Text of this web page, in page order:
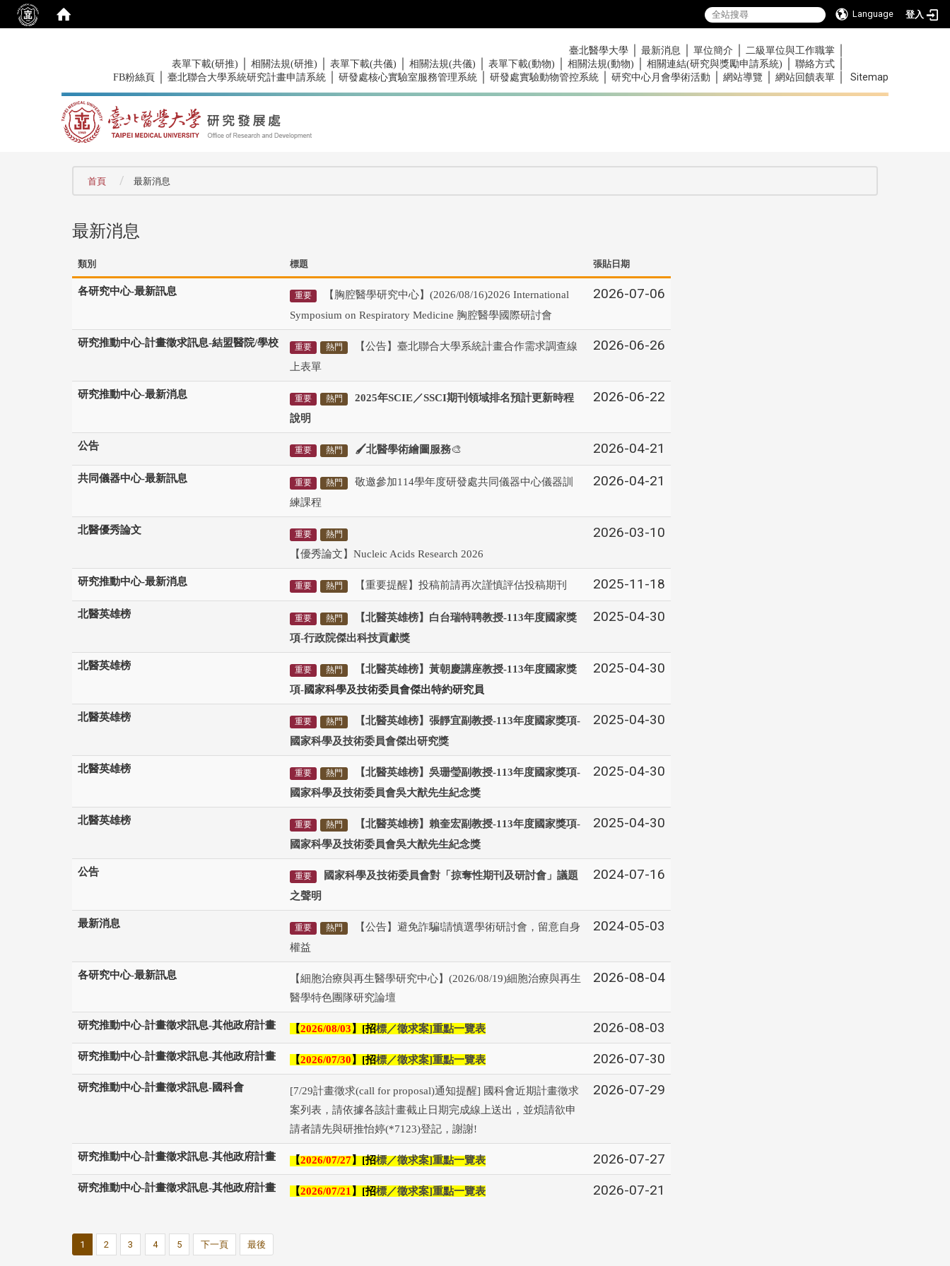
Language 登入
臺北醫學大學 最新消息 單位簡介 二級單位與工作職掌
表單下載(研推) 相關法規(研推) 表單下載(共儀) 相關法規(共儀) 表單下載(動物) 相關法規(動物) 相關連結(研究與獎勵申請系統) 聯絡方式
FB粉絲頁 臺北聯合大學系統研究計畫申請系統 研發處核心實驗室服務管理系統 研發處實驗動物管控系統 研究中心月會學術活動 網站導覽 網站回饋表單 Sitemap
首頁 最新消息
最新消息
類別 標題 張貼日期
各研究中心-最新訊息 重要
【胸腔醫學研究中心】(2026/08/16)2026 International
Symposium on Respiratory Medicine 胸腔醫學國際研討會
2026-07-06
研究推動中心-計畫徵求訊息-結盟醫院/學校 重要 熱門
【公告】臺北聯合大學系統計畫合作需求調查線
上表單
2026-06-26
研究推動中心-最新消息 重要 熱門 2025年SCIE／SSCI期刊領域排名預計更新時程
說明
2026-06-22
公告 重要 熱門 🖌️北醫學術繪圖服務🎨 2026-04-21
共同儀器中心-最新訊息 重要 熱門
敬邀參加114學年度研發處共同儀器中心儀器訓
練課程
2026-04-21
北醫優秀論文 重要 熱門
【優秀論文】Nucleic Acids Research 2026
2026-03-10
研究推動中心-最新消息 重要 熱門 【重要提醒】投稿前請再次謹慎評估投稿期刊 2025-11-18
北醫英雄榜 重要 熱門
【北醫英雄榜】白台瑞特聘教授-113年度國家獎
項-行政院傑出科技貢獻獎
2025-04-30
北醫英雄榜 重要 熱門
【北醫英雄榜】黃朝慶講座教授-113年度國家獎
項-國家科學及技術委員會傑出特約研究員
2025-04-30
北醫英雄榜 重要 熱門
【北醫英雄榜】張靜宜副教授-113年度國家獎項-
國家科學及技術委員會傑出研究獎
2025-04-30
北醫英雄榜 重要 熱門
【北醫英雄榜】吳珊瑩副教授-113年度國家獎項-
國家科學及技術委員會吳大猷先生紀念獎
2025-04-30
北醫英雄榜 重要 熱門
【北醫英雄榜】賴奎宏副教授-113年度國家獎項-
國家科學及技術委員會吳大猷先生紀念獎
2025-04-30
公告 重要
國家科學及技術委員會對「掠奪性期刊及研討會」議題
之聲明
2024-07-16
最新消息 重要 熱門
【公告】避免詐騙!請慎選學術研討會，留意自身
權益
2024-05-03
各研究中心-最新訊息
【細胞治療與再生醫學研究中心】(2026/08/19)細胞治療與再生
醫學特色團隊研究論壇
2026-08-04
研究推動中心-計畫徵求訊息-其他政府計畫 【2026/08/03】 [招標／徵求案]重點一覽表 2026-08-03
研究推動中心-計畫徵求訊息-其他政府計畫 【2026/07/30】 [招標／徵求案]重點一覽表 2026-07-30
研究推動中心-計畫徵求訊息-國科會
[7/29計畫徵求(call for proposal)通知提醒] 國科會近期計畫徵求
案列表，請依據各該計畫截止日期完成線上送出，並煩請欲申
請者請先與研推怡婷(*7123)登記，謝謝!
2026-07-29
研究推動中心-計畫徵求訊息-其他政府計畫 【2026/07/27】[招標／徵求案]重點一覽表 2026-07-27
研究推動中心-計畫徵求訊息-其他政府計畫 【2026/07/21 】 [招標／徵求案]重點一覽表 2026-07-21
1 2 3 4 5 下一頁 最後